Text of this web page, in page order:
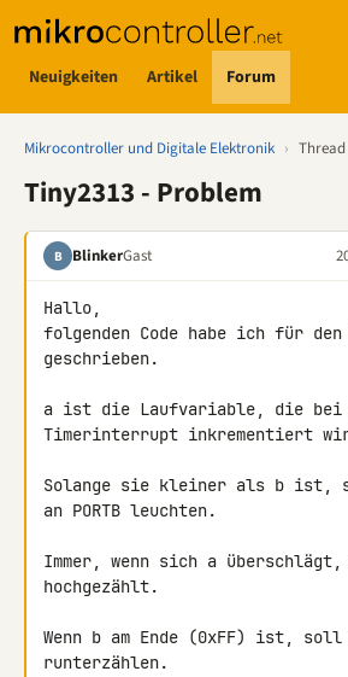
Neuigkeiten Artikel Forum
Mikrocontroller und Digitale Elektronik › Thread
Tiny2313 - Problem
B BlinkerGast
Hallo,
folgenden Code habe ich für
geschrieben.
a ist die Laufvariable, die bei
Timerinterrupt inkrementiert
Solange sie kleiner als b ist,
an PORTB leuchten.
Immer, wenn sich a
hochgezählt.
Wenn b am Ende (0xFF) ist,
runterzählen.